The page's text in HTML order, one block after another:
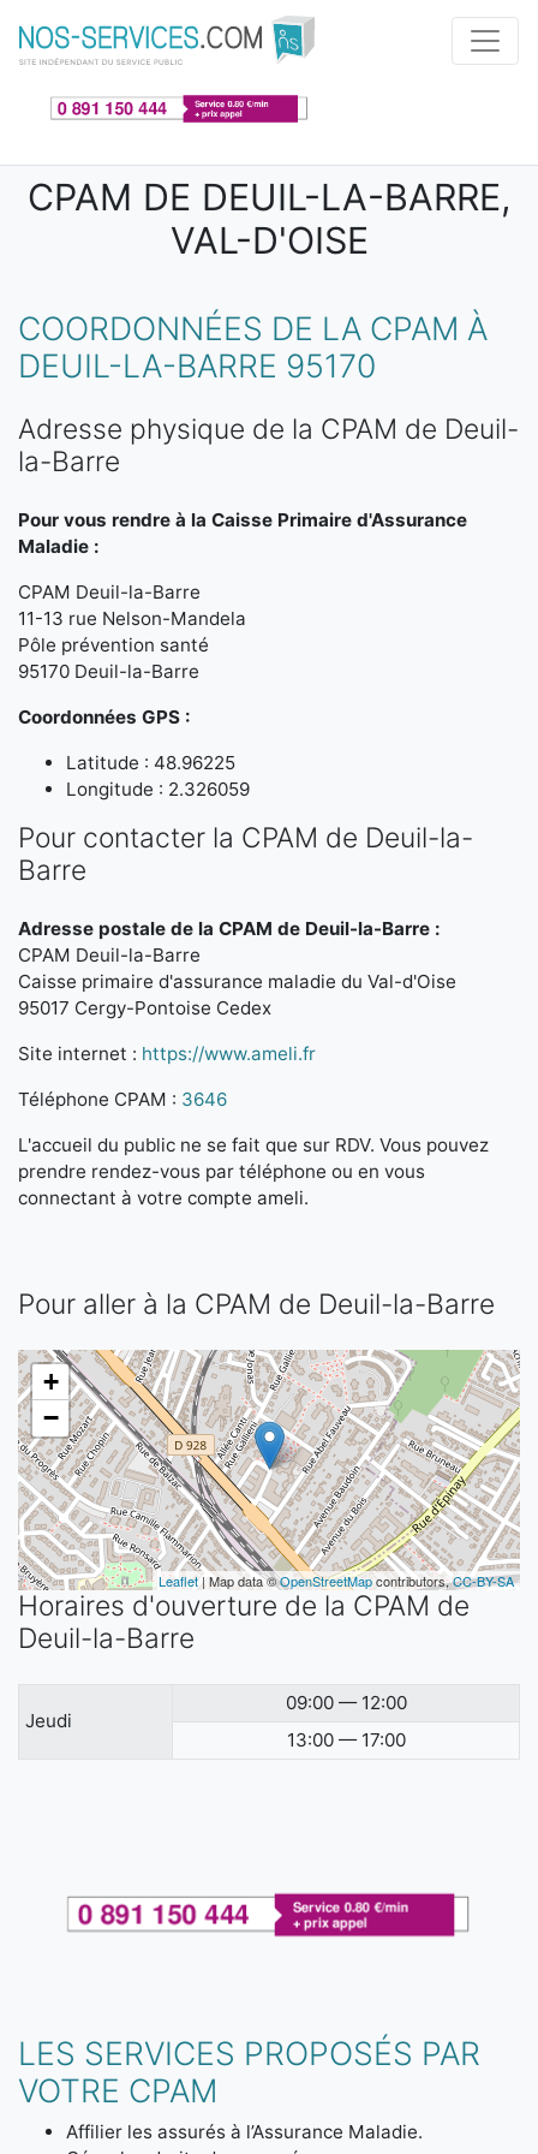
Aller au contenu principal
CPAM DE DEUIL-LA-BARRE,
VAL-D'OISE
COORDONNÉES DE LA CPAM À
DEUIL-LA-BARRE 95170
Adresse physique de la CPAM de Deuil-
la-Barre
Pour vous rendre à la Caisse Primaire d'Assurance
Maladie :
CPAM Deuil-la-Barre
11-13 rue Nelson-Mandela
Pôle prévention santé
95170 Deuil-la-Barre
Coordonnées GPS :
Latitude : 48.96225
Longitude : 2.326059
Pour contacter la CPAM de Deuil-la-
Barre
Adresse postale de la CPAM de Deuil-la-Barre :
CPAM Deuil-la-Barre
Caisse primaire d'assurance maladie du Val-d'Oise
95017 Cergy-Pontoise Cedex
Site internet : https://www.ameli.fr
Téléphone CPAM : 3646
L'accueil du public ne se fait que sur RDV. Vous pouvez
prendre rendez-vous par téléphone ou en vous
connectant à votre compte ameli.
Pour aller à la CPAM de Deuil-la-Barre
+
−
Leaflet| Map data ©OpenStreetMapcontributors,CC-BY-SA
Horaires d'ouverture de la CPAM de
Deuil-la-Barre
Jeudi
09:00 — 12:00
13:00 — 17:00
LES SERVICES PROPOSÉS PAR
VOTRE CPAM
Affilier les assurés à l’Assurance Maladie.